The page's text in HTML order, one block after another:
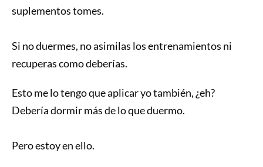
suplementos tomes.
Si no duermes, no asimilas los entrenamientos ni
recuperas como deberías.
Esto me lo tengo que aplicar yo también, ¿eh?
Debería dormir más de lo que duermo.
Pero estoy en ello.